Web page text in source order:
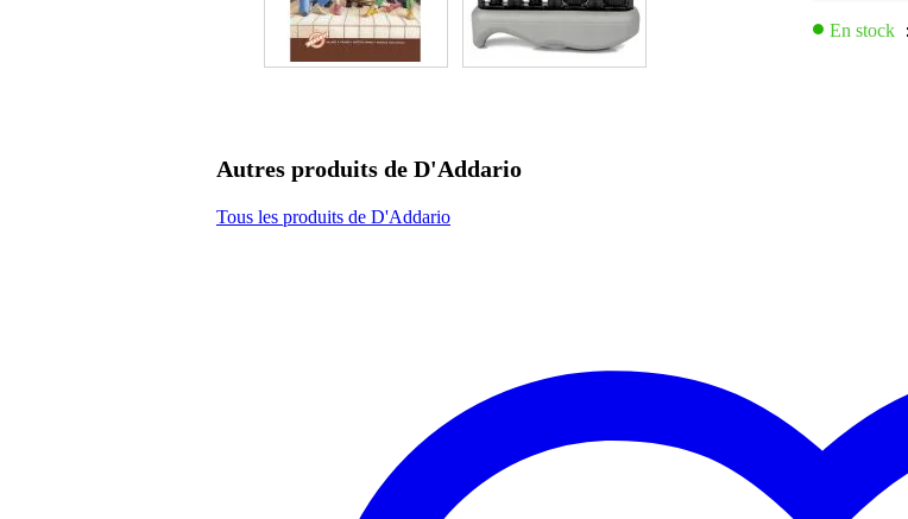
En stock
Autres produits de D'Addario
Tous les produits de D'Addario